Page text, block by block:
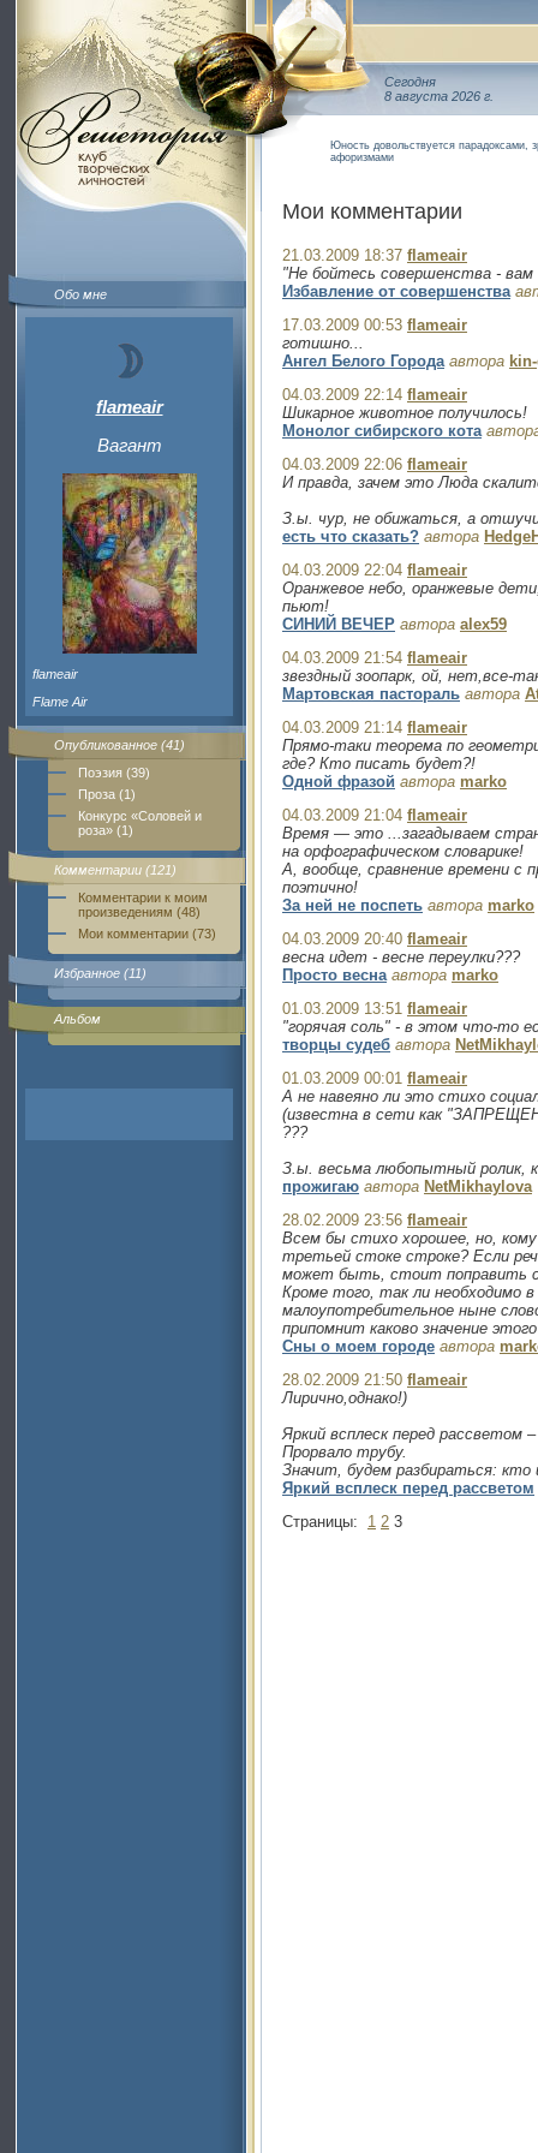
Обо мне
flameair
Вагант
flameair
Flame Air
Опубликованное (41)
Поэзия (39)
Проза (1)
Конкурс «Соловей и
роза» (1)
Комментарии (121)
Комментарии к моим
произведениям (48)
Мои комментарии (73)
Избранное (11)
Альбом
Сегодня
8 августа 2026 г.
Юность довольствуется
афоризмами
Мои комментарии
21.03.2009 18:37 flameair
"Не бойтесь совершенства -
Избавление от совершенства
17.03.2009 00:53 flameair
готишно...
Ангел Белого Города автора
04.03.2009 22:14 flameair
Шикарное животное получилось!
Монолог сибирского кота
04.03.2009 22:06 flameair
И правда, зачем это Люда
З.ы. чур, не обижаться, а
есть что сказать? автора
04.03.2009 22:04 flameair
Оранжевое небо, оранжевые
пьют!
СИНИЙ ВЕЧЕР автора alex59
04.03.2009 21:54 flameair
звездный зоопарк, ой, нет,все-
Мартовская пастораль автора
04.03.2009 21:14 flameair
Прямо-таки теорема по
где? Кто писать будет?!
Одной фразой автора marko
04.03.2009 21:04 flameair
Время — это ...загадываем
на орфографическом словарике!
А, вообще, сравнение времени с
поэтично!
За ней не поспеть автора marko
04.03.2009 20:40 flameair
весна идет - весне переулки???
Просто весна автора marko
01.03.2009 13:51 flameair
"горячая соль" - в этом что-то
творцы судеб автора
01.03.2009 00:01 flameair
А не навеяно ли это стихо
(известна в сети как
???
З.ы. весьма любопытный ролик,
прожигаю автора NetMikhaylova
28.02.2009 23:56 flameair
Всем бы стихо хорошее, но,
третьей стоке строке? Если
может быть, стоит поправить
Кроме того, так ли необходимо
малоупотребительное ныне
припомнит каково значение
Сны о моем городе автора
28.02.2009 21:50 flameair
Лирично,однако!)
Яркий всплеск перед рассветом –
Прорвало трубу.
Значит, будем разбираться: кто
Яркий всплеск перед рассветом
Страницы: 1 2 3